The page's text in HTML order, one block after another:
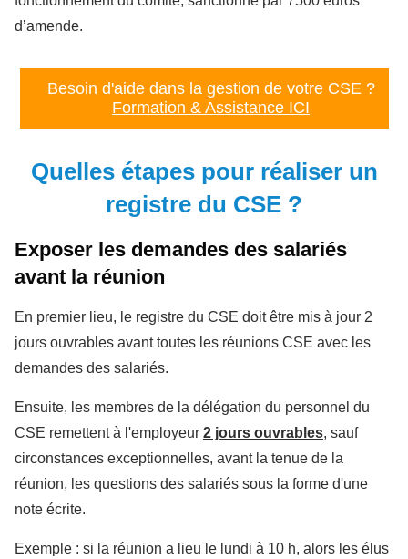
d’amende.
Besoin d'aide dans la gestion de votre CSE ?
Formation & Assistance ICI
Quelles étapes pour réaliser un
registre du CSE ?
Exposer les demandes des salariés
avant la réunion
En premier lieu, le registre du CSE doit être mis à jour 2
jours ouvrables avant toutes les réunions CSE avec les
demandes des salariés.
Ensuite, les membres de la délégation du personnel du
CSE remettent à l'employeur 2 jours ouvrables, sauf
circonstances exceptionnelles, avant la tenue de la
réunion, les questions des salariés sous la forme d'une
note écrite.
Exemple : si la réunion a lieu le lundi à 10 h, alors les élus